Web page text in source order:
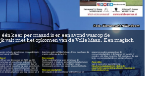
valt met het opkomen van de Volle Maan. Een magisch
en kunt u genieten van een wandeling in
van de volle Maan.
29 juni start de excursie om 21.00 uur. Het
bestaat uit verschillende onderdelen. Een
met een gids van Staatsbosbeheer door het
van de wandeling ligt op de sterrenhemel,
sfeer van de natuur in het duister, zoals de
van bomen en struiken en de oorverdovende
een beetje geluk hoort u de roep van een uil, of
kruist een ander nachtdier het pad... En nu maar hopen dat
er geen wolkje aan de lucht is.
Sterrenwacht
Na de wandeling brengt u een bezoek aan de
Sterrenwacht. U krijgt een presentatie in het planetarium,
de koepel of een lezing. De vrijwilligers van de
Sterrenwacht nemen u mee op een reis door het heelal.
Weersomstandigheden
De volgorde en de verschillende onderdelen van het
programma worden aangepast aan de
weersomstandigheden. In de loop van het jaar zijn er
meerdere volle Maan excursies. Trek kleding aan die past
bij de weersomstandigheden en stevige schoenen.
Aanmelden
Van te voren online aanmelden via:
https://www.staatsbosbeheer.nl/uit-in-de-
natuur/vollemaanwandeling-sallandse-heuvelrugen
www.autobouwman.
Sterrenwacht Hellendoorn